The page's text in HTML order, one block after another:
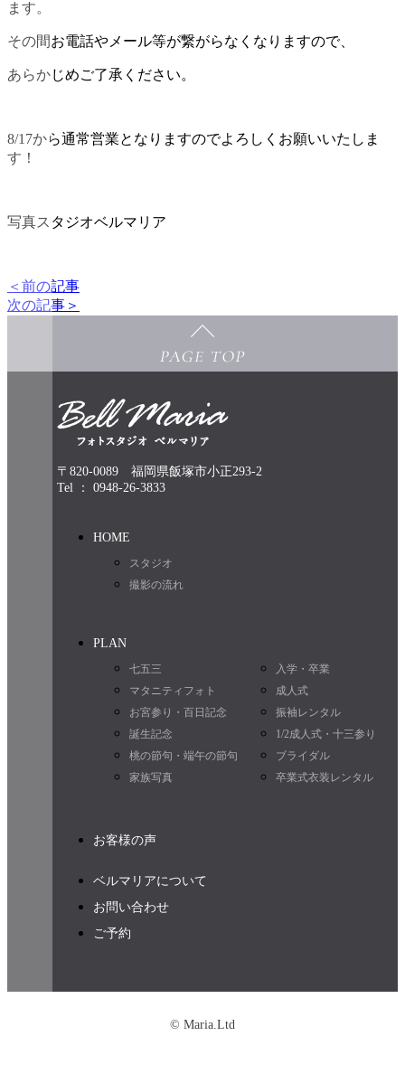
ます。
その間お電話やメール等が繋がらなくなりますので、
あらかじめご了承ください。
8/17から通常営業となりますのでよろしくお願いいたしま
す！
写真スタジオベルマリア
＜前の記事
次の記事＞
〒820-0089 福岡県飯塚市小正293-2
Tel ： 0948-26-3833
HOME
スタジオ
撮影の流れ
PLAN
七五三
入学・卒業
マタニティフォト
成人式
お宮参り・百日記念
振袖レンタル
誕生記念
1/2成人式・十三参り
桃の節句・端午の節句
ブライダル
家族写真
卒業式衣装レンタル
お客様の声
ベルマリアについて
お問い合わせ
ご予約
© Maria.Ltd